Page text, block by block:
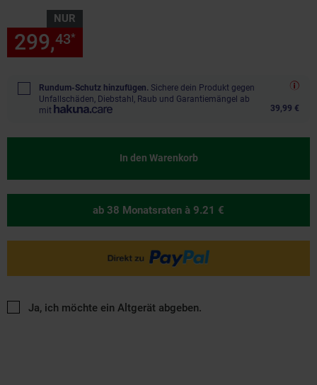
NUR
299,43*
Rundum-Schutz hinzufügen. Sichere dein Produkt gegen
Unfallschäden, Diebstahl, Raub und Garantiemängel ab
mit
39,99 €
In den Warenkorb
ab 38 Monatsraten à 9.21 €
Ja, ich möchte ein Altgerät abgeben.